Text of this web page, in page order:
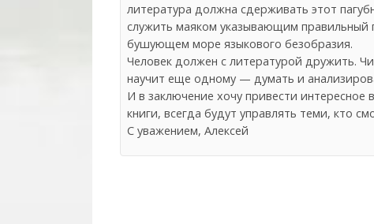
литература должна сдерживать этот
служить маяком указывающим правильный
бушующем море языкового безобразия.
Человек должен с литературой дружить.
научит еще одному — думать и
И в заключение хочу привести
книги, всегда будут управлять теми, кто
С уважением, Алексей